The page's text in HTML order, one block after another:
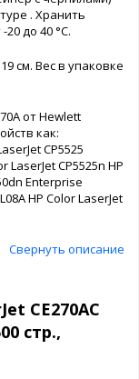
. Хранить
до 40 °C.
см. Вес в упаковке
от Hewlett
как:
CP5525
LaserJet CP5525n HP
Enterprise
HP Color LaserJet
Свернуть описание
CE270AC
стр.,